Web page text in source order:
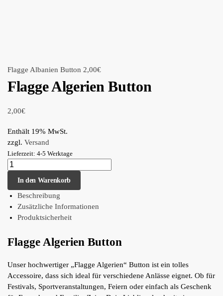
Flagge Albanien Button 2,00€
Flagge Algerien Button
2,00€
Enthält 19% MwSt.
zzgl. Versand
Lieferzeit: 4-5 Werktage
In den Warenkorb
Beschreibung
Zusätzliche Informationen
Produktsicherheit
Flagge Algerien Button
Unser hochwertiger „Flagge Algerien“ Button ist ein tolles
Accessoire, dass sich ideal für verschiedene Anlässe eignet. Ob für
Festivals, Sportveranstaltungen, Feiern oder einfach als Geschenk